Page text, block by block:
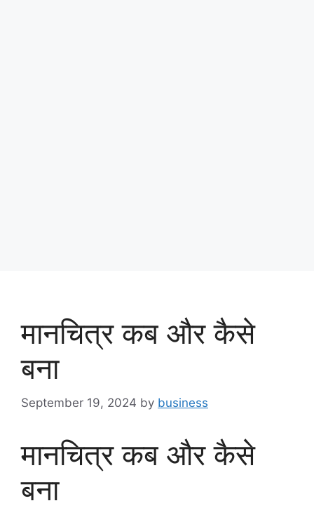
मानचित्र कब और कैसे
बना
September 19, 2024 by business
मानचित्र कब और कैसे
बना